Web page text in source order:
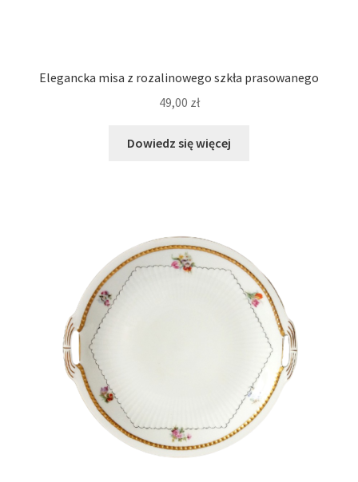
Elegancka misa z rozalinowego szkła prasowanego
49,00 zł
Dowiedz się więcej